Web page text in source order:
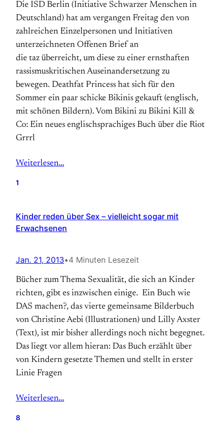
Die ISD Berlin (Initiative Schwarzer Menschen in
Deutschland) hat am vergangen Freitag den von
zahlreichen Einzelpersonen und Initiativen
unterzeichneten Offenen Brief an
die taz überreicht, um diese zu einer ernsthaften
rassismuskritischen Auseinandersetzung zu
bewegen. Deathfat Princess hat sich für den
Sommer ein paar schicke Bikinis gekauft (englisch,
mit schönen Bildern). Vom Bikini zu Bikini Kill &
Co: Ein neues englischsprachiges Buch über die Riot
Grrrl
Weiterlesen…
1
Kinder reden über Sex – vielleicht sogar mit
Erwachsenen
Jan. 21, 2013•4 Minuten Lesezeit
Bücher zum Thema Sexualität, die sich an Kinder
richten, gibt es inzwischen einige. Ein Buch wie
DAS machen?, das vierte gemeinsame Bilderbuch
von Christine Aebi (Illustrationen) und Lilly Axster
(Text), ist mir bisher allerdings noch nicht begegnet.
Das liegt vor allem hieran: Das Buch erzählt über
von Kindern gesetzte Themen und stellt in erster
Linie Fragen
Weiterlesen…
8